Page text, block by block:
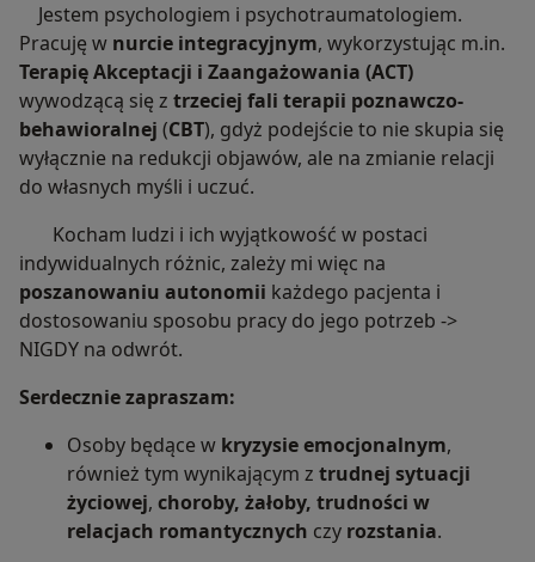
Jestem psychologiem i psychotraumatologiem.
Pracuję w nurcie integracyjnym, wykorzystując m.in.
Terapię Akceptacji i Zaangażowania (ACT)
wywodzącą się z trzeciej fali terapii poznawczo-
behawioralnej (CBT), gdyż podejście to nie skupia się
wyłącznie na redukcji objawów, ale na zmianie relacji
do własnych myśli i uczuć.
Kocham ludzi i ich wyjątkowość w postaci
indywidualnych różnic, zależy mi więc na
poszanowaniu autonomii każdego pacjenta i
dostosowaniu sposobu pracy do jego potrzeb ->
NIGDY na odwrót.
Serdecznie zapraszam:
Osoby będące w kryzysie emocjonalnym,
również tym wynikającym z trudnej sytuacji
życiowej, choroby, żałoby, trudności w
relacjach romantycznych czy rozstania.